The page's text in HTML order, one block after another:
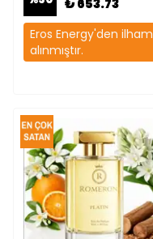
₺ 653.73
Eros Energy'den ilham
alınmıştır.